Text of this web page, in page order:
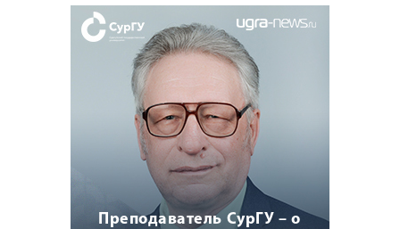
Преподаватель СурГУ – о